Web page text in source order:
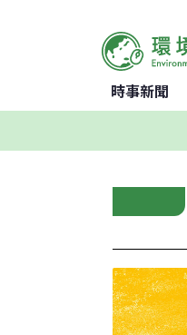
時事新聞